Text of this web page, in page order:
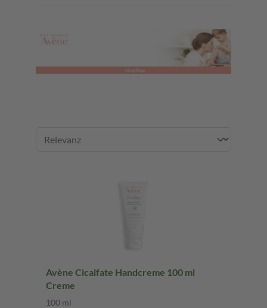
Avène Cicalfate Handcreme 100 ml
Creme
100 ml